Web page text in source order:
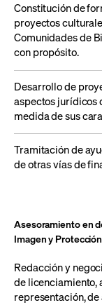
Constitución de
proyectos
Comunidades de
con propósito.
Desarrollo de
aspectos jurídicos
medida de sus
Tramitación de
de otras vías de
Asesoramiento en
Imagen y
Redacción y
de licenciamiento,
representación,